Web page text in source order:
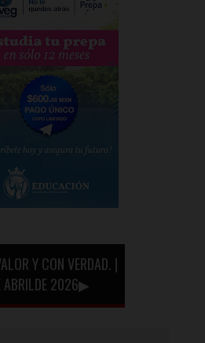
Y CON VERDAD. |
ABRILDE 2026▶